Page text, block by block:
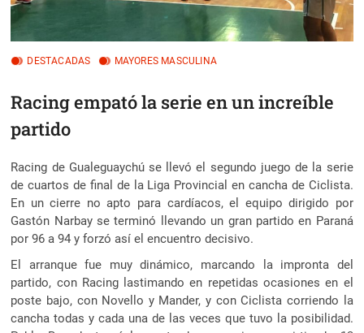
DESTACADAS MAYORES MASCULINA
Racing empató la serie en un increíble
partido
Racing de Gualeguaychú se llevó el segundo juego de la serie
de cuartos de final de la Liga Provincial en cancha de Ciclista.
En un cierre no apto para cardíacos, el equipo dirigido por
Gastón Narbay se terminó llevando un gran partido en Paraná
por 96 a 94 y forzó así el encuentro decisivo.
El arranque fue muy dinámico, marcando la impronta del
partido, con Racing lastimando en repetidas ocasiones en el
poste bajo, con Novello y Mander, y con Ciclista corriendo la
cancha todas y cada una de las veces que tuvo la posibilidad.